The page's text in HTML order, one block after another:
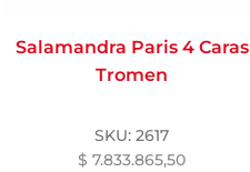
Salamandra Paris 4 Caras
Tromen
SKU:2617
$ 7.833.865,50